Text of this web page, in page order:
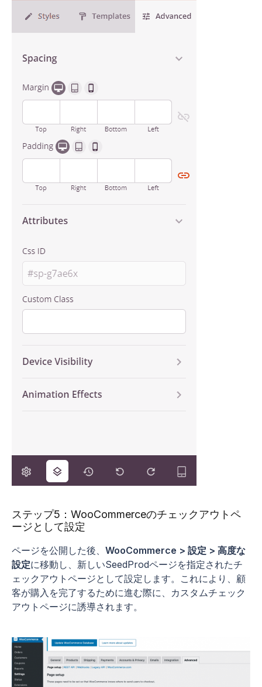
ステップ5：WooCommerceのチェックアウトペ
ージとして設定
ページを公開した後、 WooCommerce > 設定 > 高度な
設定に移動し、新しいSeedProdページを指定されたチ
ェックアウトページとして設定します。これにより、顧
客が購入を完了するために進む際に、カスタムチェック
アウトページに誘導されます。